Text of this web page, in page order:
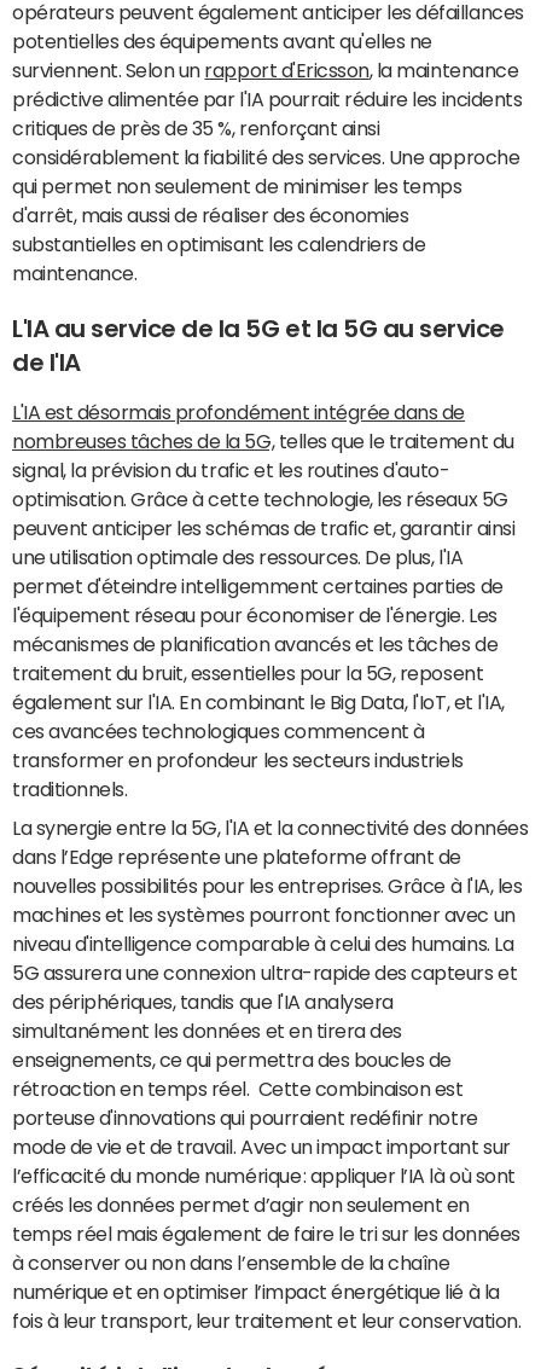
opérateurs peuvent également anticiper les défaillances
potentielles des équipements avant qu'elles ne
surviennent. Selon un rapport d'Ericsson, la maintenance
prédictive alimentée par l'IA pourrait réduire les incidents
critiques de près de 35 %, renforçant ainsi
considérablement la fiabilité des services. Une approche
qui permet non seulement de minimiser les temps
d'arrêt, mais aussi de réaliser des économies
substantielles en optimisant les calendriers de
maintenance.
L'IA au service de la 5G et la 5G au service
de l'IA
L'IA est désormais profondément intégrée dans de
nombreuses tâches de la 5G,telles que le traitement du
signal, la prévision du trafic et les routines d'auto-
optimisation. Grâce à cette technologie, les réseaux 5G
peuvent anticiper les schémas de trafic et, garantir ainsi
une utilisation optimale des ressources. De plus, l'IA
permet d'éteindre intelligemment certaines parties de
l'équipement réseau pour économiser de l'énergie. Les
mécanismes de planification avancés et les tâches de
traitement du bruit, essentielles pour la 5G, reposent
également sur l'IA. En combinant le Big Data, l'IoT, et l'IA,
ces avancées technologiques commencent à
transformer en profondeur les secteurs industriels
traditionnels.
La synergie entre la 5G, l'IA et la connectivité des données
dans l’Edge représente une plateforme offrant de
nouvelles possibilités pour les entreprises. Grâce à l'IA, les
machines et les systèmes pourront fonctionner avec un
niveau d'intelligence comparable à celui des humains. La
5G assurera une connexion ultra-rapide des capteurs et
des périphériques, tandis que l'IA analysera
simultanément les données et en tirera des
enseignements, ce qui permettra des boucles de
rétroaction en temps réel. Cette combinaison est
porteuse d'innovations qui pourraient redéfinir notre
mode de vie et de travail. Avec un impact important sur
l’efficacité du monde numérique : appliquer l’IA là où sont
créés les données permet d’agir non seulement en
temps réel mais également de faire le tri sur les données
à conserver ou non dans l’ensemble de la chaîne
numérique et en optimiser l’impact énergétique lié à la
fois à leur transport, leur traitement et leur conservation.